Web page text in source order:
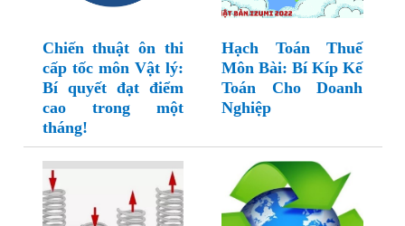
Chiến thuật ôn thi
cấp tốc môn Vật lý:
Bí quyết đạt điểm
cao trong một
tháng!
Hạch Toán Thuế
Môn Bài: Bí Kíp Kế
Toán Cho Doanh
Nghiệp